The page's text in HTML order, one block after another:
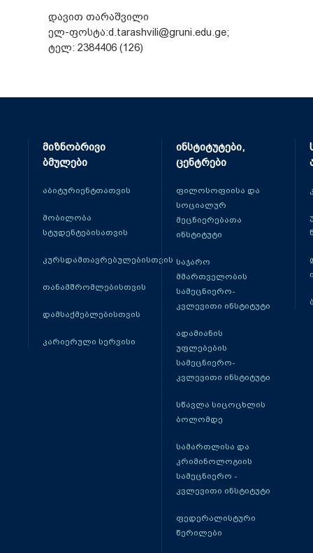
დავით თარაშვილი
ელ-ფოსტა:d.tarashvili@gruni.edu.ge;
ტელ: 2384406 (126)
მიზნობრივი
ბმულები
აბიტურიენტთათვის
მობილობა
სტუდენტებისათვის
კურსდამთავრებულებისთვის
თანამშრომლებისთვის
დამსაქმებლებისთვის
კარიერული სერვისი
ინსტიტუტები,
ცენტრები
ფილოსოფიისა და
სოციალურ
მეცნიერებათა
ინსტიტუტი
საჯარო
მმართველობის
სამეცნიერო-
კვლევითი ინსტიტუტი
ადამიანის
უფლებების
სამეცნიერო-
კვლევითი ინსტიტუტი
სწავლა სიცოცხლის
ბოლომდე
სამართლისა და
კრიმინოლოგიის
სამეცნიერო -
კვლევითი ინსტიტუტი
ფედერალისტური
წერილები